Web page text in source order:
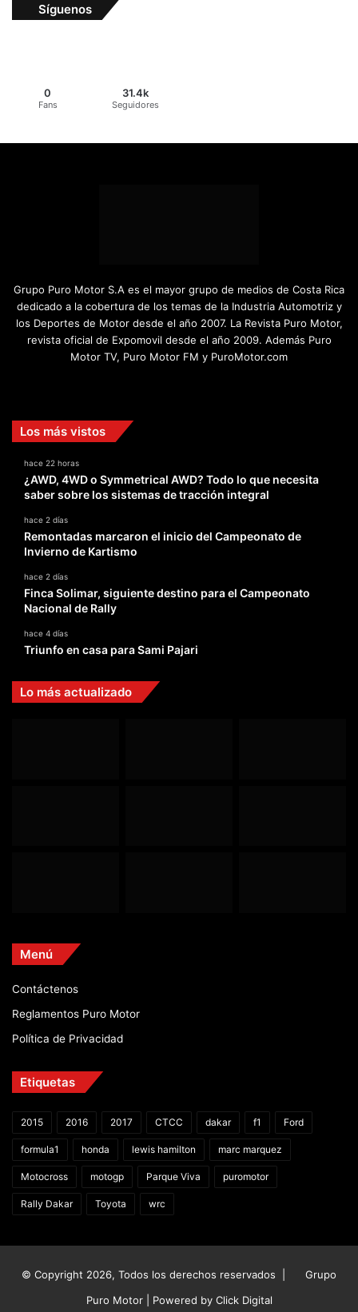
Síguenos
0
Fans
31.4k
Seguidores
Grupo Puro Motor S.A es el mayor grupo de medios de Costa Rica
dedicado a la cobertura de los temas de la Industria Automotriz y
los Deportes de Motor desde el año 2007. La Revista Puro Motor,
revista oficial de Expomovil desde el año 2009. Además Puro
Motor TV, Puro Motor FM y PuroMotor.com
Los más vistos
hace 22 horas
¿AWD, 4WD o Symmetrical AWD? Todo lo que necesita
saber sobre los sistemas de tracción integral
hace 2 días
Remontadas marcaron el inicio del Campeonato de
Invierno de Kartismo
hace 2 días
Finca Solimar, siguiente destino para el Campeonato
Nacional de Rally
hace 4 días
Triunfo en casa para Sami Pajari
Lo más actualizado
Menú
Contáctenos
Reglamentos Puro Motor
Política de Privacidad
Etiquetas
2015 2016 2017 CTCC dakar f1 Ford
formula1 honda lewis hamilton marc marquez
Motocross motogp Parque Viva puromotor
Rally Dakar Toyota wrc
© Copyright 2026, Todos los derechos reservados |
Grupo
Puro Motor | Powered by Click Digital